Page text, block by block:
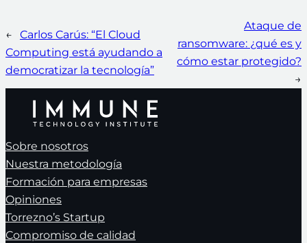
←
Carlos Carús: “El Cloud
Computing está ayudando a
democratizar la tecnología”
Ataque de
ransomware: ¿qué es y
cómo estar protegido?
→
Sobre nosotros
Nuestra metodología
Formación para empresas
Opiniones
Torrezno’s Startup
Compromiso de calidad